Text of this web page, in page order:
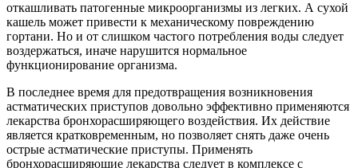
откашливать патогенные микроорганизмы из легких. А сухой
кашель может привести к механическому повреждению
гортани. Но и от слишком частого потребления воды следует
воздержаться, иначе нарушится нормальное
функционирование организма.
В последнее время для предотвращения возникновения
астматических приступов довольно эффективно применяются
лекарства бронхорасширяющего воздействия. Их действие
является кратковременным, но позволяет снять даже очень
острые астматические приступы. Применять
бронхорасширяющие лекарства следует в комплексе с